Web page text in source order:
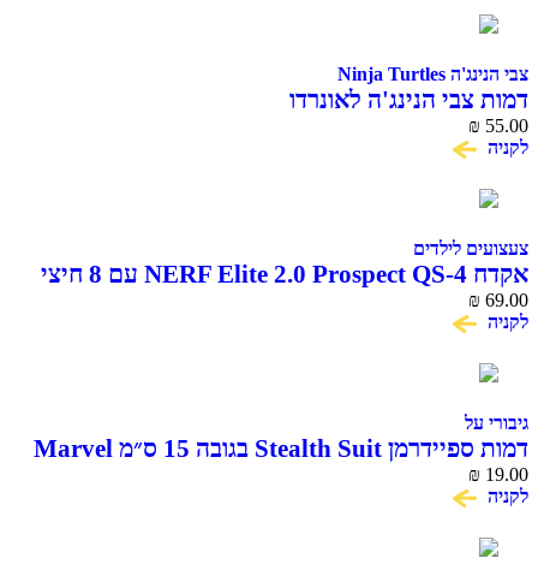
צבי הנינג'ה Ninja Turtles
דמות צבי הנינג'ה לאונרדו
₪ 55.00
לקניה
צעצועים לילדים
אקדח NERF Elite 2.0 Prospect QS-4 עם 8 חיצי
ספוג ₪ 69.00
לקניה
גיבורי על
דמות ספיידרמן Stealth Suit בגובה 15 ס״מ Marvel
Hasbro
₪ 19.00
לקניה